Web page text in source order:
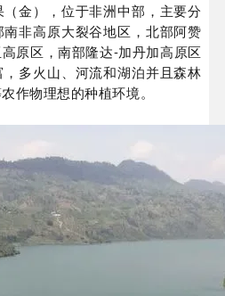
金），位于非洲中部，主要分
非高原大裂谷地区，北部阿赞
原区，南部隆达-加丹加高原区
多火山、河流和湖泊并且森林
作物理想的种植环境。